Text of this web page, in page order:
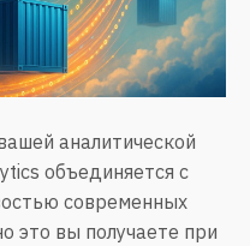
аналитической
объединяется с
современных
это вы получаете при